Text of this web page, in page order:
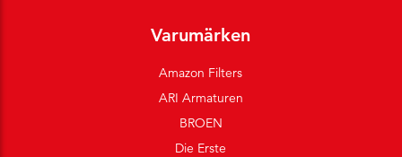
Varumärken
Amazon Filters
ARI Armaturen
BROEN
Die Erste